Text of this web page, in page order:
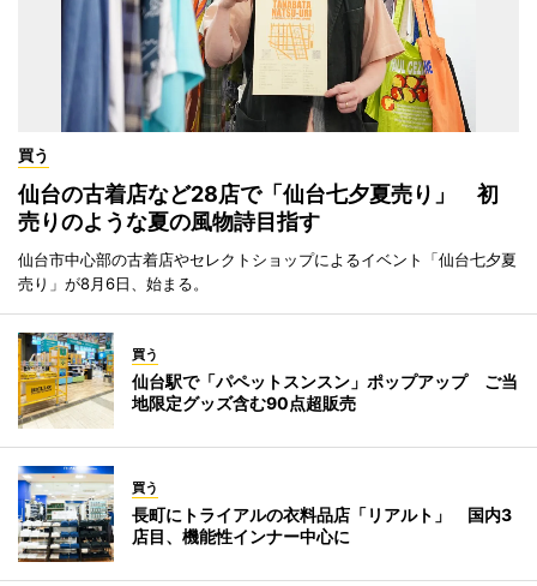
買う
仙台の古着店など28店で「仙台七夕夏売り」 初
売りのような夏の風物詩目指す
仙台市中心部の古着店やセレクトショップによるイベント「仙台七夕夏
売り」が8月6日、始まる。
買う
仙台駅で「パペットスンスン」ポップアップ ご当
地限定グッズ含む90点超販売
買う
長町にトライアルの衣料品店「リアルト」 国内3
店目、機能性インナー中心に